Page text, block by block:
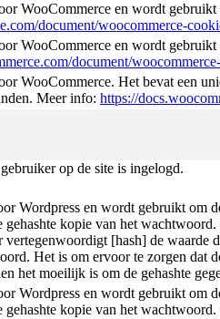
WooCommerce en wordt
document/woocommerce-
WooCommerce en wordt
document/
WooCommerce. Het bevat een
Meer info: https://
op de site is ingelogd.
Wordpress en wordt gebruikt om
gehashte kopie van het
vertegenwoordigt [hash] de
Het is om ervoor te zorgen dat
het moeilijk is om de gehashte
Wordpress en wordt gebruikt om
gehashte kopie van het